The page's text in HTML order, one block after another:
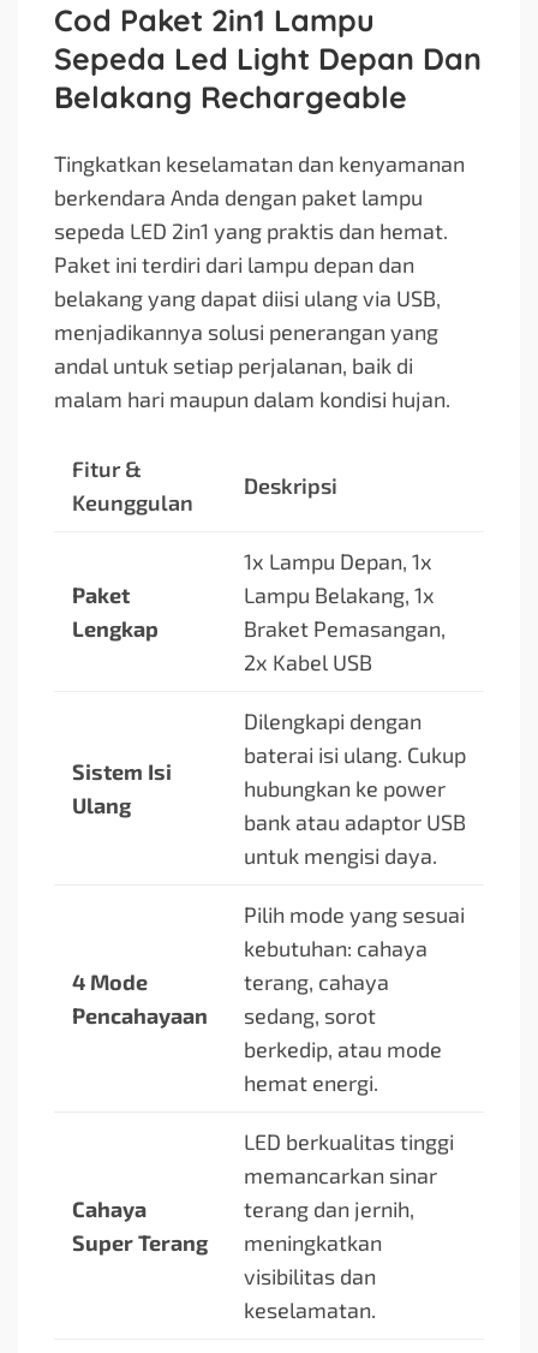
Cod Paket 2in1 Lampu
Sepeda Led Light Depan Dan
Belakang Rechargeable
Tingkatkan keselamatan dan kenyamanan
berkendara Anda dengan paket lampu
sepeda LED 2in1 yang praktis dan hemat.
Paket ini terdiri dari lampu depan dan
belakang yang dapat diisi ulang via USB,
menjadikannya solusi penerangan yang
andal untuk setiap perjalanan, baik di
malam hari maupun dalam kondisi hujan.
Fitur &
Keunggulan
Deskripsi
Paket
Lengkap
1x Lampu Depan, 1x
Lampu Belakang, 1x
Braket Pemasangan,
2x Kabel USB
Sistem Isi
Ulang
Dilengkapi dengan
baterai isi ulang. Cukup
hubungkan ke power
bank atau adaptor USB
untuk mengisi daya.
4 Mode
Pencahayaan
Pilih mode yang sesuai
kebutuhan: cahaya
terang, cahaya
sedang, sorot
berkedip, atau mode
hemat energi.
Cahaya
Super Terang
LED berkualitas tinggi
memancarkan sinar
terang dan jernih,
meningkatkan
visibilitas dan
keselamatan.